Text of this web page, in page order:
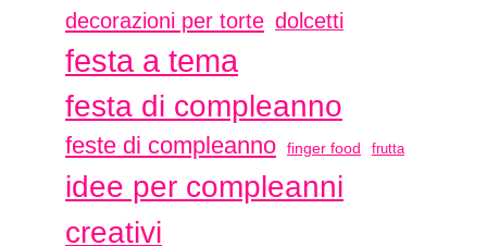
decorazioni per torte dolcetti
festa a tema
festa di compleanno
feste di compleanno finger food frutta
idee per compleanni
creativi